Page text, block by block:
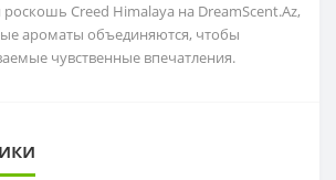
роскошь Creed Himalaya на DreamScent.Az,
ароматы объединяются, чтобы
чувственные впечатления.